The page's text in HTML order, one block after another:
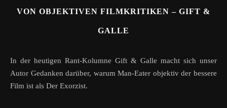
VON OBJEKTIVEN FILMKRITIKEN – GIFT &
GALLE
In der heutigen Rant-Kolumne Gift & Galle macht sich unser
Autor Gedanken darüber, warum Man-Eater objektiv der bessere
Film ist als Der Exorzist.